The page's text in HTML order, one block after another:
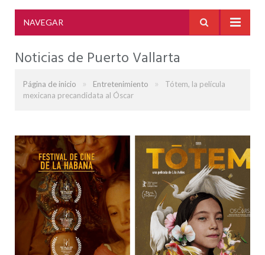
NAVEGAR
Noticias de Puerto Vallarta
Página de inicio » Entretenimiento »
Tótem, la película
mexicana precandidata al Óscar